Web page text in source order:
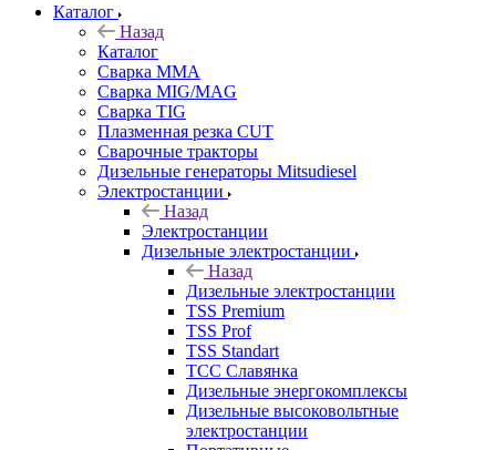
Каталог
Назад
Каталог
Сварка MMA
Сварка MIG/MAG
Сварка TIG
Плазменная резка CUT
Сварочные тракторы
Дизельные генераторы Mitsudiesel
Электростанции
Назад
Электростанции
Дизельные электростанции
Назад
Дизельные электростанции
TSS Premium
TSS Prof
TSS Standart
ТСС Славянка
Дизельные энергокомплексы
Дизельные высоковольтные
электростанции